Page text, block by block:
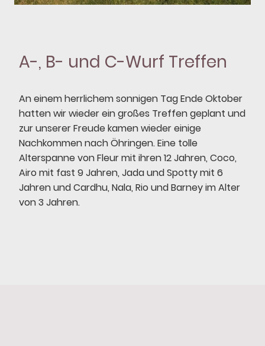
A-, B- und C-Wurf Treffen
An einem herrlichem sonnigen Tag Ende Oktober
hatten wir wieder ein großes Treffen geplant und
zur unserer Freude kamen wieder einige
Nachkommen nach Öhringen. Eine tolle
Alterspanne von Fleur mit ihren 12 Jahren, Coco,
Airo mit fast 9 Jahren, Jada und Spotty mit 6
Jahren und Cardhu, Nala, Rio und Barney im Alter
von 3 Jahren.